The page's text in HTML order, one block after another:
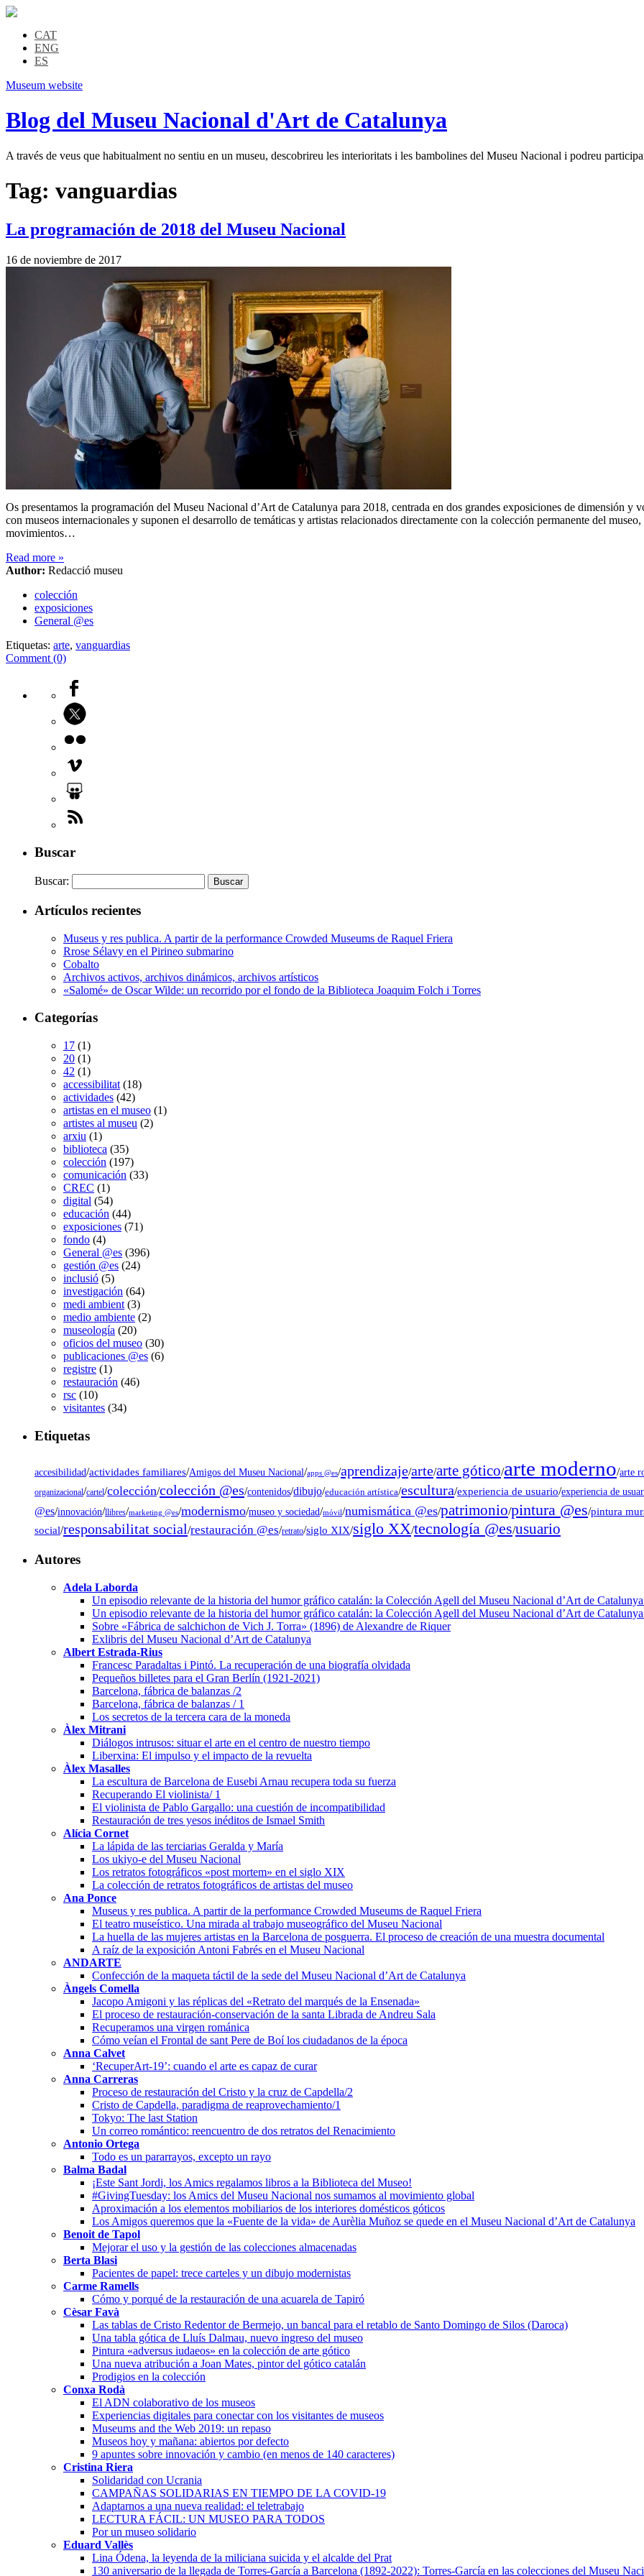
CAT
ENG
ES
Museum website
Blog del Museu Nacional d'Art de Catalunya
A través de veus que habitualment no sentiu en un museu, descobrireu les interioritats i les bambolines del Museu Nacional i podreu
Tag: vanguardias
La programación de 2018 del Museu Nacional
16 de noviembre de 2017
Os presentamos la programación del Museu Nacional d’Art de Catalunya para 2018, centrada en dos grandes exposiciones de dimensión
con museos internacionales y suponen el desarrollo de temáticas y artistas relacionados directamente con la colección permanente del
movimientos…
Read more »
Author: Redacció museu
colección
exposiciones
General @es
Etiquetas: arte, vanguardias
Comment (0)
Buscar
Buscar:
Artículos recientes
Museus y res publica. A partir de la performance Crowded Museums de Raquel Friera
Rrose Sélavy en el Pirineo submarino
Cobalto
Archivos activos, archivos dinámicos, archivos artísticos
«Salomé» de Oscar Wilde: un recorrido por el fondo de la Biblioteca Joaquim Folch i Torres
Categorías
17 (1)
20 (1)
42 (1)
accessibilitat (18)
actividades (42)
artistas en el museo (1)
artistes al museu (2)
arxiu (1)
biblioteca (35)
colección (197)
comunicación (33)
CREC (1)
digital (54)
educación (44)
exposiciones (71)
fondo (4)
General @es (396)
gestión @es (24)
inclusió (5)
investigación (64)
medi ambient (3)
medio ambiente (2)
museología (20)
oficios del museo (30)
publicaciones @es (6)
registre (1)
restauración (46)
rsc (10)
visitantes (34)
Etiquetas
accesibilidad/actividades familiares/Amigos del Museu Nacional/apps @es/aprendizaje/arte/arte gótico/arte moderno/arte
organizacional/cartel/colección/colección @es/contenidos/dibujo/educación artística/escultura/experiencia de usuario/experiencia de
@es/innovación/llibres/marketing @es/modernismo/museo y sociedad/móvil/numismática @es/patrimonio/pintura @es/pintura
social/responsabilitat social/restauración @es/retrato/siglo XIX/siglo XX/tecnología @es/usuario
Autores
Adela Laborda
Un episodio relevante de la historia del humor gráfico catalán: la Colección Agell del Museu Nacional d’Art de
Un episodio relevante de la historia del humor gráfico catalán: la Colección Agell del Museu Nacional d’Art de
Sobre «Fábrica de salchichon de Vich J. Torra» (1896) de Alexandre de Riquer
Exlibris del Museu Nacional d’Art de Catalunya
Albert Estrada-Rius
Francesc Paradaltas i Pintó. La recuperación de una biografía olvidada
Pequeños billetes para el Gran Berlín (1921-2021)
Barcelona, fábrica de balanzas /2
Barcelona, fábrica de balanzas / 1
Los secretos de la tercera cara de la moneda
Àlex Mitrani
Diálogos intrusos: situar el arte en el centro de nuestro tiempo
Liberxina: El impulso y el impacto de la revuelta
Àlex Masalles
La escultura de Barcelona de Eusebi Arnau recupera toda su fuerza
Recuperando El violinista/ 1
El violinista de Pablo Gargallo: una cuestión de incompatibilidad
Restauración de tres yesos inéditos de Ismael Smith
Alícia Cornet
La lápida de las terciarias Geralda y María
Los ukiyo-e del Museu Nacional
Los retratos fotográficos «post mortem» en el siglo XIX
La colección de retratos fotográficos de artistas del museo
Ana Ponce
Museus y res publica. A partir de la performance Crowded Museums de Raquel Friera
El teatro museístico. Una mirada al trabajo museográfico del Museu Nacional
La huella de las mujeres artistas en la Barcelona de posguerra. El proceso de creación de una muestra documental
A raíz de la exposición Antoni Fabrés en el Museu Nacional
ANDARTE
Confección de la maqueta táctil de la sede del Museu Nacional d’Art de Catalunya
Àngels Comella
Jacopo Amigoni y las réplicas del «Retrato del marqués de la Ensenada»
El proceso de restauración-conservación de la santa Librada de Andreu Sala
Recuperamos una virgen románica
Cómo veían el Frontal de sant Pere de Boí los ciudadanos de la época
Anna Calvet
‘RecuperArt-19’: cuando el arte es capaz de curar
Anna Carreras
Proceso de restauración del Cristo y la cruz de Capdella/2
Cristo de Capdella, paradigma de reaprovechamiento/1
Tokyo: The last Station
Un correo romántico: reencuentro de dos retratos del Renacimiento
Antonio Ortega
Todo es un pararrayos, excepto un rayo
Balma Badal
¡Este Sant Jordi, los Amics regalamos libros a la Biblioteca del Museo!
#GivingTuesday: los Amics del Museu Nacional nos sumamos al movimiento global
Aproximación a los elementos mobiliarios de los interiores domésticos góticos
Los Amigos queremos que la «Fuente de la vida» de Aurèlia Muñoz se quede en el Museu Nacional d’Art de Catalunya
Benoit de Tapol
Mejorar el uso y la gestión de las colecciones almacenadas
Berta Blasi
Pacientes de papel: trece carteles y un dibujo modernistas
Carme Ramells
Cómo y porqué de la restauración de una acuarela de Tapiró
Cèsar Favà
Las tablas de Cristo Redentor de Bermejo, un bancal para el retablo de Santo Domingo de Silos (Daroca)
Una tabla gótica de Lluís Dalmau, nuevo ingreso del museo
Pintura «adversus iudaeos» en la colección de arte gótico
Una nueva atribución a Joan Mates, pintor del gótico catalán
Prodigios en la colección
Conxa Rodà
El ADN colaborativo de los museos
Experiencias digitales para conectar con los visitantes de museos
Museums and the Web 2019: un repaso
Museos hoy y mañana: abiertos por defecto
9 apuntes sobre innovación y cambio (en menos de 140 caracteres)
Cristina Riera
Solidaridad con Ucrania
CAMPAÑAS SOLIDARIAS EN TIEMPO DE LA COVID-19
Adaptarnos a una nueva realidad: el teletrabajo
LECTURA FÁCIL: UN MUSEO PARA TODOS
Por un museo solidario
Eduard Vallès
Lina Ódena, la leyenda de la miliciana suicida y el alcalde del Prat
130 aniversario de la llegada de Torres-García a Barcelona (1892-2022): Torres-García en las colecciones del Museu